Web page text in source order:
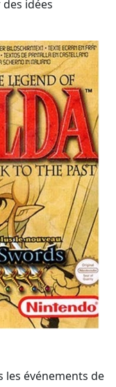
idées
les événements de